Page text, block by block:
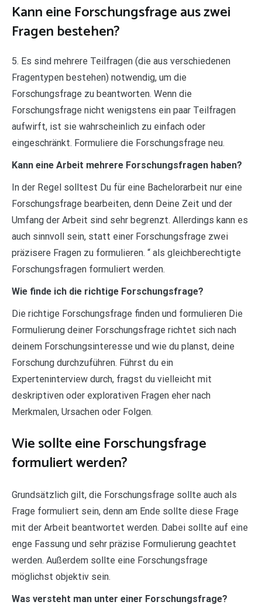
Kann eine Forschungsfrage aus zwei
Fragen bestehen?
5. Es sind mehrere Teilfragen (die aus verschiedenen
Fragentypen bestehen) notwendig, um die
Forschungsfrage zu beantworten. Wenn die
Forschungsfrage nicht wenigstens ein paar Teilfragen
aufwirft, ist sie wahrscheinlich zu einfach oder
eingeschränkt. Formuliere die Forschungsfrage neu.
Kann eine Arbeit mehrere Forschungsfragen haben?
In der Regel solltest Du für eine Bachelorarbeit nur eine
Forschungsfrage bearbeiten, denn Deine Zeit und der
Umfang der Arbeit sind sehr begrenzt. Allerdings kann es
auch sinnvoll sein, statt einer Forschungsfrage zwei
präzisere Fragen zu formulieren. “ als gleichberechtigte
Forschungsfragen formuliert werden.
Wie finde ich die richtige Forschungsfrage?
Die richtige Forschungsfrage finden und formulieren Die
Formulierung deiner Forschungsfrage richtet sich nach
deinem Forschungsinteresse und wie du planst, deine
Forschung durchzuführen. Führst du ein
Experteninterview durch, fragst du vielleicht mit
deskriptiven oder explorativen Fragen eher nach
Merkmalen, Ursachen oder Folgen.
Wie sollte eine Forschungsfrage
formuliert werden?
Grundsätzlich gilt, die Forschungsfrage sollte auch als
Frage formuliert sein, denn am Ende sollte diese Frage
mit der Arbeit beantwortet werden. Dabei sollte auf eine
enge Fassung und sehr präzise Formulierung geachtet
werden. Außerdem sollte eine Forschungsfrage
möglichst objektiv sein.
Was versteht man unter einer Forschungsfrage?